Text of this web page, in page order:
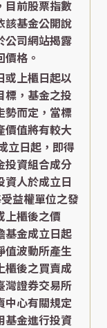
目前股票指數
該基金公開說
公司網站揭露
價格。
或上櫃日起以
標，基金之投
勢而定，當標
價值將有較大
立日起，即得
投資組合成分
資人於成立日
益權單位之發
上櫃後之價
基金成立日起
值波動所產生
櫃後之買賣成
灣證券交易所
中心有關規定
基金進行投資